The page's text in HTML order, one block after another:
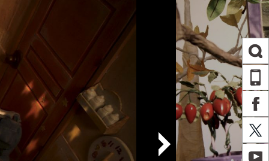
X